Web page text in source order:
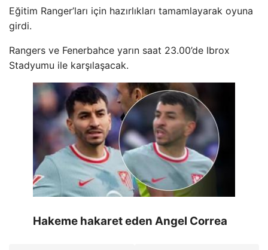
Eğitim Ranger’ları için hazırlıkları tamamlayarak oyuna
girdi.
Rangers ve Fenerbahce yarın saat 23.00’de Ibrox
Stadyumu ile karşılaşacak.
Hakeme hakaret eden Angel Correa